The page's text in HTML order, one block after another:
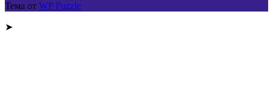
Тема от WP Puzzle
➤